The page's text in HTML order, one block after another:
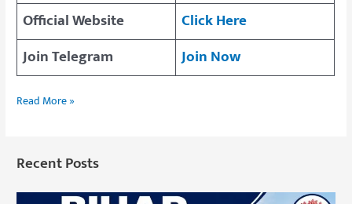
Official Website
Click Here
Join Telegram
Join Now
Read More »
Recent Posts